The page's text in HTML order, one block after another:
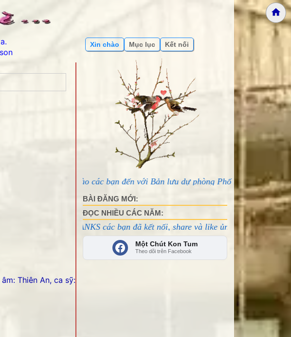
Thiên An, ca sỹ:
Xin chào Mục lục Kết nối
ái chào các bạn đến với Bản lưu dự phòng Phố núi và bạn bè...
BÀI ĐĂNG MỚI:
ĐỌC NHIỀU CÁC NĂM:
THANKS các bạn đã kết nối, share và like ủng hộ!
Một Chút Kon Tum
Theo dõi trên Facebook